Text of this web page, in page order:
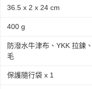
36.5 x 2 x 24 cm
400 g
防潑水牛津布、YKK 拉鍊
毛
保護隨行袋 x 1